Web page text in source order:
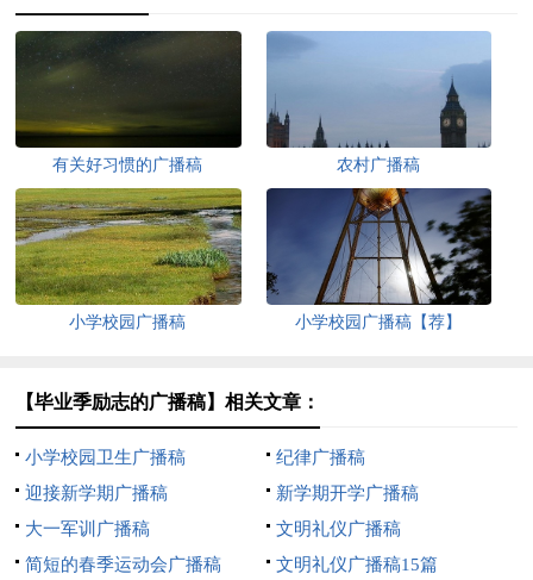
有关好习惯的广播稿 农村广播稿
小学校园广播稿 小学校园广播稿【荐】
【毕业季励志的广播稿】相关文章：
小学校园卫生广播稿
纪律广播稿
迎接新学期广播稿
新学期开学广播稿
大一军训广播稿
文明礼仪广播稿
简短的春季运动会广播稿
文明礼仪广播稿15篇